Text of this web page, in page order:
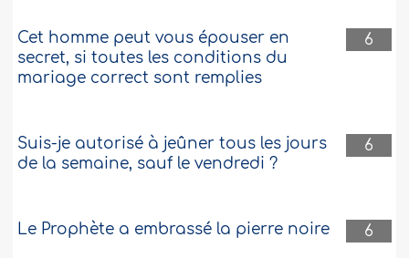
6
Cet homme peut vous épouser en
secret, si toutes les conditions du
mariage correct sont remplies
6
Suis-je autorisé à jeûner tous les jours
de la semaine, sauf le vendredi ?
6
Le Prophète a embrassé la pierre noire